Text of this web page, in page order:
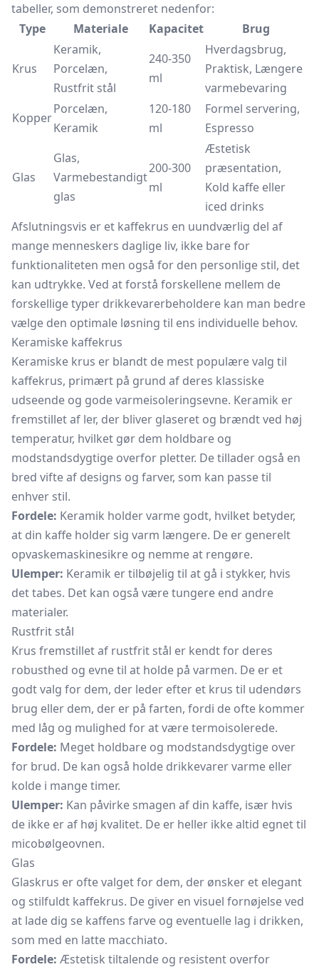
tabeller, som demonstreret nedenfor:
Type
Materiale Kapacitet Brug
Krus
Keramik,
Porcelæn,
Rustfrit stål
240-350
ml
Hverdagsbrug,
Praktisk, Længere
varmebevaring
Kopper
Porcelæn,
Keramik
120-180
ml
Formel servering,
Espresso
Glas
Glas,
Varmebestandigt
glas
200-300
ml
Æstetisk
præsentation,
Kold kaffe eller
iced drinks
Afslutningsvis er et kaffekrus en uundværlig del af
mange menneskers daglige liv, ikke bare for
funktionaliteten men også for den personlige stil, det
kan udtrykke. Ved at forstå forskellene mellem de
forskellige typer drikkevarerbeholdere kan man bedre
vælge den optimale løsning til ens individuelle behov.
Keramiske kaffekrus
Keramiske krus er blandt de mest populære valg til
kaffekrus, primært på grund af deres klassiske
udseende og gode varmeisoleringsevne. Keramik er
fremstillet af ler, der bliver glaseret og brændt ved høj
temperatur, hvilket gør dem holdbare og
modstandsdygtige overfor pletter. De tillader også en
bred vifte af designs og farver, som kan passe til
enhver stil.
Fordele: Keramik holder varme godt, hvilket betyder,
at din kaffe holder sig varm længere. De er generelt
opvaskemaskinesikre og nemme at rengøre.
Ulemper: Keramik er tilbøjelig til at gå i stykker, hvis
det tabes. Det kan også være tungere end andre
materialer.
Rustfrit stål
Krus fremstillet af rustfrit stål er kendt for deres
robusthed og evne til at holde på varmen. De er et
godt valg for dem, der leder efter et krus til udendørs
brug eller dem, der er på farten, fordi de ofte kommer
med låg og mulighed for at være termoisolerede.
Fordele: Meget holdbare og modstandsdygtige over
for brud. De kan også holde drikkevarer varme eller
kolde i mange timer.
Ulemper: Kan påvirke smagen af din kaffe, især hvis
de ikke er af høj kvalitet. De er heller ikke altid egnet til
micobølgeovnen.
Glas
Glaskrus er ofte valget for dem, der ønsker et elegant
og stilfuldt kaffekrus. De giver en visuel fornøjelse ved
at lade dig se kaffens farve og eventuelle lag i drikken,
som med en latte macchiato.
Fordele: Æstetisk tiltalende og resistent overfor